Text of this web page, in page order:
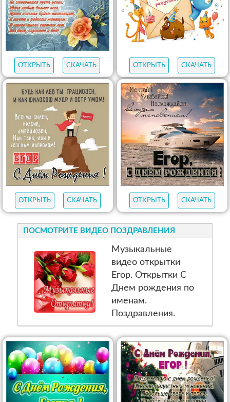
ОТКРЫТЬ СКАЧАТЬ ОТКРЫТЬ СКАЧАТЬ
ОТКРЫТЬ СКАЧАТЬ ОТКРЫТЬ СКАЧАТЬ
ПОСМОТРИТЕ ВИДЕО ПОЗДРАВЛЕНИЯ
Музыкальные
видео открытки
Егор. Открытки С
Днем рождения по
именам.
Поздравления.